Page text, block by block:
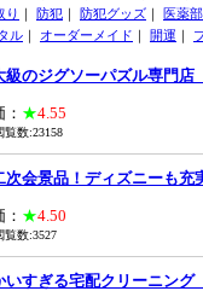
り ｜ 防犯 ｜ 防犯グッズ ｜ 医薬
ル ｜ オーダーメイド ｜ 開運 ｜
級のジグソーパズル専門店
★4.55
覧数:23158
次会景品！ディズニーも充
★4.50
覧数:3527
いすぎる宅配クリーニング